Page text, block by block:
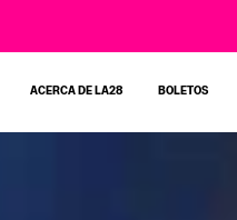
ACERCA DE LA28 BOLETOS